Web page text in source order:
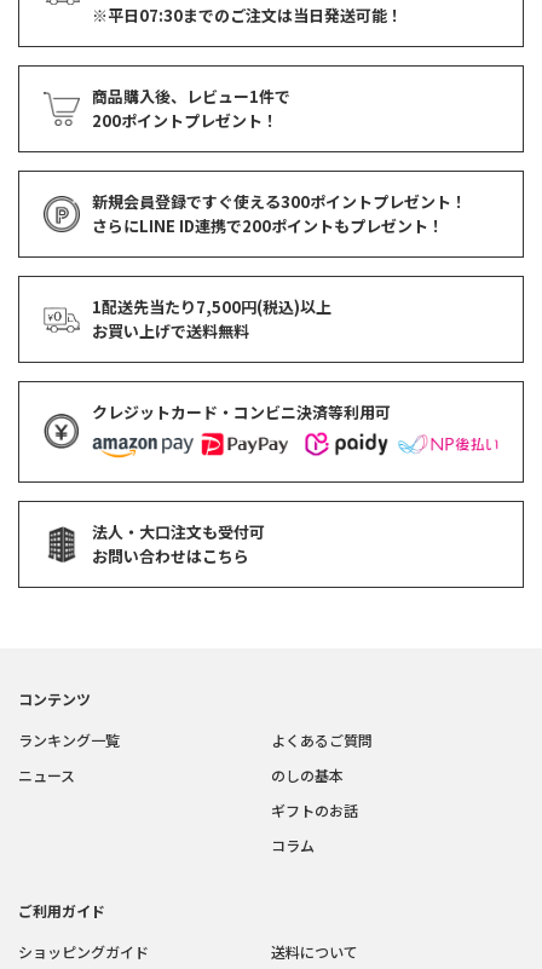
※平日07:30までのご注文は当日発送可能！
商品購入後、レビュー1件で
200ポイントプレゼント！
新規会員登録ですぐ使える300ポイントプレゼント！
さらにLINE ID連携で200ポイントもプレゼント！
1配送先当たり7,500円(税込)以上
お買い上げで送料無料
クレジットカード・コンビニ決済等利用可
法人・大口注文も受付可
お問い合わせはこちら
コンテンツ
ランキング一覧
ニュース
よくあるご質問
のしの基本
ギフトのお話
コラム
ご利用ガイド
ショッピングガイド
送料について